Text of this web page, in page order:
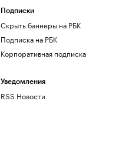
Подписки
Скрыть баннеры на РБК
Подписка на РБК
Корпоративная подписка
Уведомления
RSS Новости